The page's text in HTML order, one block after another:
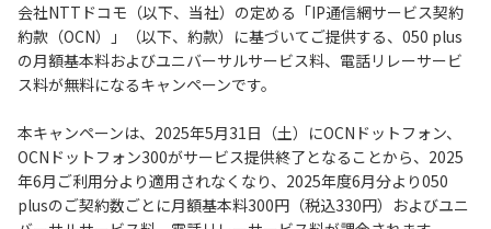
お問い合わせ
履歴・お気に入り
お知らせ サポートサイトの使い方
NTTドコモビジネスのお客さ
まはこちら
工事・故障情報通知
サービス
会社NTTドコモ（以下、当社）の定める「IP通信網サービス契約
約款（OCN）」（以下、約款）に基づいてご提供する、050 plus
の月額基本料およびユニバーサルサービス料、電話リレーサービ
ス料が無料になるキャンペーンです。
本キャンペーンは、2025年5月31日（土）にOCNドットフォン、
OCNドットフォン300がサービス提供終了となることから、2025
年6月ご利用分より適用されなくなり、2025年度6月分より050
plusのご契約数ごとに月額基本料300円（税込330円）およびユニ